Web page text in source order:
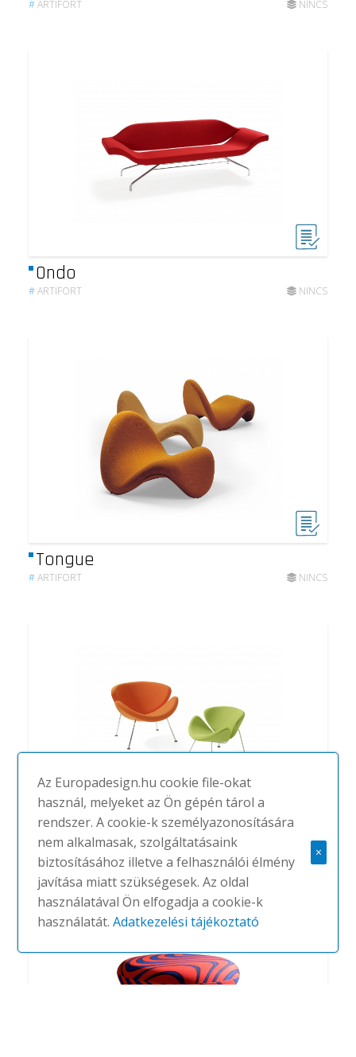
#ARTIFORT NINCS
Ondo
#ARTIFORT NINCS
Tongue
#ARTIFORT NINCS
Orange Slice Junior
ARTIFORT NINCS
Az Europadesign.hu cookie file-okat
használ, melyeket az Ön gépén tárol a
rendszer. A cookie-k személyazonosítására
nem alkalmasak, szolgáltatásaink
biztosításához illetve a felhasználói élmény
javítása miatt szükségesek. Az oldal
használatával Ön elfogadja a cookie-k
használatát.Adatkezelési tájékoztató
×